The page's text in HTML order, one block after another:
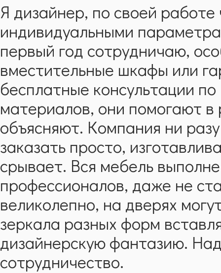
Я дизайнер, по своей
индивидуальными
первый год сотрудничаю,
вместительные шкафы или
бесплатные консультации
материалов, они помогают в
объясняют. Компания ни
заказать просто,
срывает. Вся мебель
профессионалов, даже не
великолепно, на дверях
зеркала разных форм
дизайнерскую фантазию.
сотрудничество.